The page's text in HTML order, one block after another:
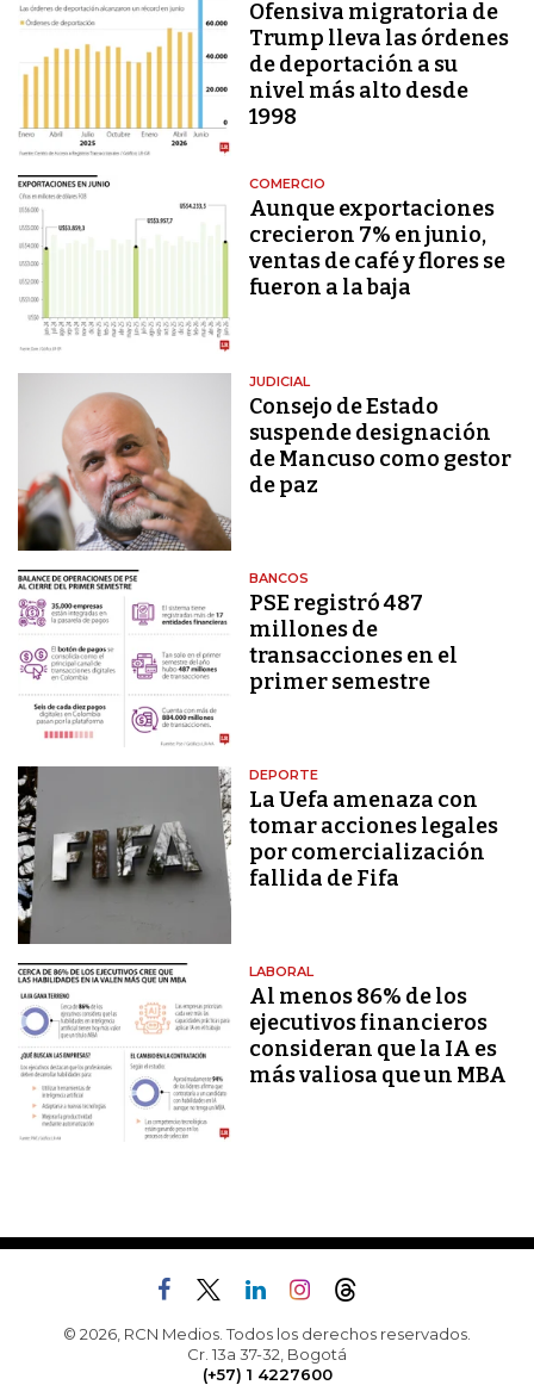
Ofensiva migratoria de
Trump lleva las órdenes
de deportación a su
nivel más alto desde
1998
COMERCIO
Aunque exportaciones
crecieron 7% en junio,
ventas de café y flores se
fueron a la baja
JUDICIAL
Consejo de Estado
suspende designación
de Mancuso como gestor
de paz
BANCOS
PSE registró 487
millones de
transacciones en el
primer semestre
DEPORTE
La Uefa amenaza con
tomar acciones legales
por comercialización
fallida de Fifa
LABORAL
Al menos 86% de los
ejecutivos financieros
consideran que la IA es
más valiosa que un MBA
© 2026, RCN Medios. Todos los derechos reservados.
Cr. 13a 37-32, Bogotá
(+57) 1 4227600